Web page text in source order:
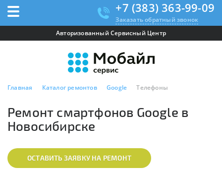
+7 (383) 363-99-09
Заказать обратный звонок
Авторизованный Сервисный Центр
Главная Каталог ремонтов Google Телефоны
Ремонт смартфонов Google в
Новосибирске
ОСТАВИТЬ ЗАЯВКУ НА РЕМОНТ